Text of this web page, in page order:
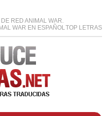
RED ANIMAL WAR.
WAR EN ESPAÑOLTOP LETRAS